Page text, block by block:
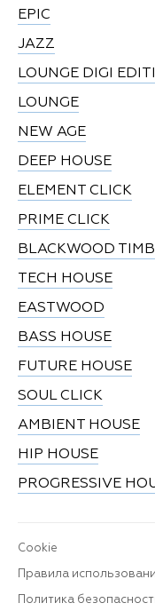
EPIC
JAZZ
LOUNGE DIGI
LOUNGE
NEW AGE
DEEP HOUSE
ELEMENT CLICK
PRIME CLICK
BLACKWOOD
TECH HOUSE
EASTWOOD
BASS HOUSE
FUTURE HOUSE
SOUL CLICK
AMBIENT HOUSE
HIP HOUSE
PROGRESSIVE
Cookie
Правила
Политика